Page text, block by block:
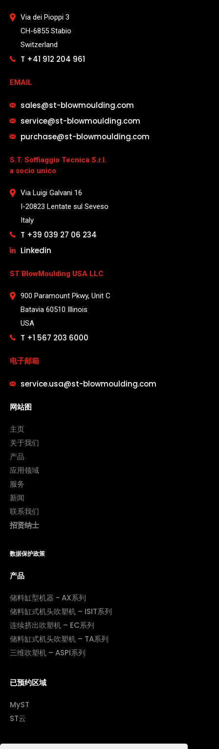
Via dei Pioppi 3
CH-6855 Stabio
Switzerland
T +41 912 204 961
EMAIL
sales@st-blowmoulding.com
service@st-blowmoulding.com
purchase@st-blowmoulding.com
S.T. Soffiaggio Tecnica S.r.l.
a socio unico
Via Luigi Galvani 16
I-20823 Lentate sul Seveso
Italy
T +39 039 27 06 234
Linkedin
ST BlowMoulding USA LLC
900 Paramount Pkwy, Unit C
Batavia 60510 Illinois
USA
T +1 567 203 6000
电子邮箱
service.usa@st-blowmoulding.com
网站图
主页
关于我们
产品
应用领域
服务
新闻
联系我们
招贤纳士
数据保护政策
产品
储料缸型机器 - AX系列
储料缸式机头吹塑机 – ISIT系列
连续挤出吹塑机 – EC系列
储料缸式机头吹塑机 – TA系列
三维吹塑机 – ASPI系列
已预约区域
MyST
ST云